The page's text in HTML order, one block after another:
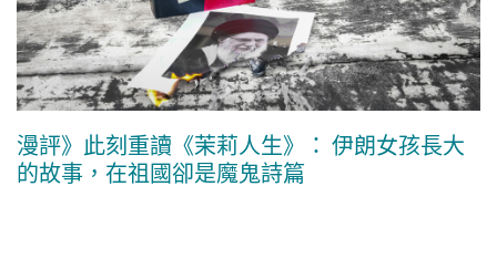
漫評》此刻重讀《茉莉人生》： 伊朗女孩長大
的故事，在祖國卻是魔鬼詩篇